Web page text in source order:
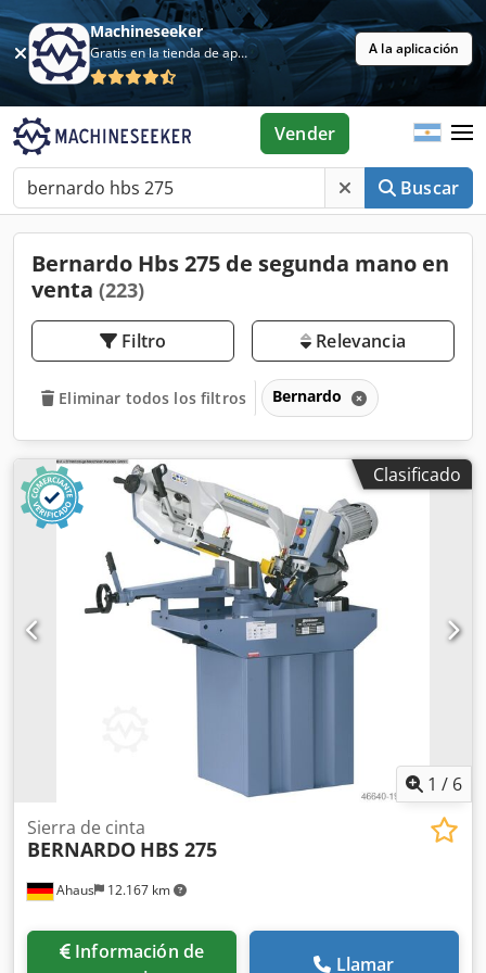
Machineseeker
Gratis en la tienda de aplicaciones A la aplicación
Buscar
Vender
Bernardo Hbs 275 de segunda mano en
venta (223)
Filtro Relevancia
Eliminar todos los filtros Bernardo
Clasificado
1 / 6
Ahaus 12.167 km
Sierra de cinta
BERNARDO HBS 275
Información de
Llamar